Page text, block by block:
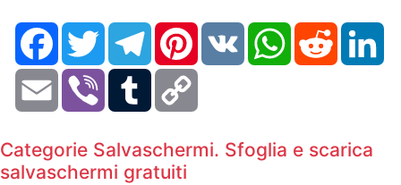
FacebookTwitter TelegramPinterestVK WhatsAppReddit
Email Viber Tumblr
Categorie Salvaschermi. Sfoglia e scarica
salvaschermi gratuiti